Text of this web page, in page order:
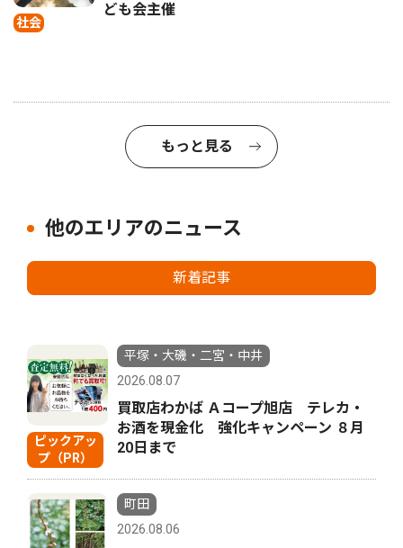
社会
ども会主催
もっと見る
他のエリアのニュース
新着記事
ピックアッ
プ（PR）
平塚・大磯・二宮・中井
2026.08.07
買取店わかば Ａコープ旭店 テレカ・
お酒を現金化 強化キャンペーン ８月
20日まで
町田
2026.08.06